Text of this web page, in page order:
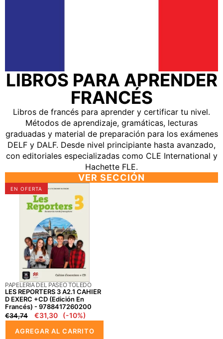
LIBROS PARA APRENDER
FRANCÉS
Libros de francés para aprender y certificar tu nivel.
Métodos de aprendizaje, gramáticas, lecturas
graduadas y material de preparación para los exámenes
DELF y DALF. Desde nivel principiante hasta avanzado,
con editoriales especializadas como CLE International y
Hachette FLE.
VER SECCIÓN
LES
REPORTERS
CAHIER
EXERC
(edición
en
francés)
-
9788417260200
EN OFERTA
PROVEEDOR:
PAPELERIA DEL PASEO TOLEDO
LES REPORTERS 3 A2.1 CAHIER
D EXERC +CD (edición En
Francés) - 9788417260200
Precio
€34,74
Precio
oferta
€31,30 (-10%)
AGREGAR AL CARRITO